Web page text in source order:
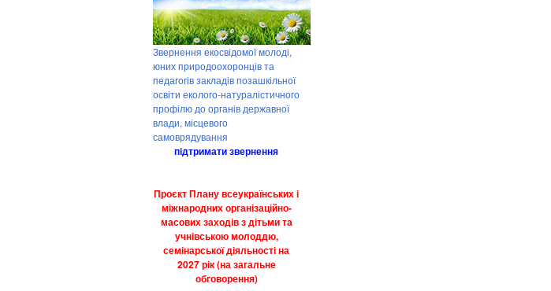
Звернення екосвідомої молоді,
юних природоохоронців та
педагогів закладів позашкільної
освіти еколого-натуралістичного
профілю до органів державної
влади, місцевого
самоврядування
підтримати звернення
Проєкт Плану всеукраїнських і
міжнародних організаційно-
масових заходів з дітьми та
учнівською молоддю,
семінарської діяльності на
2027 рік (на загальне
обговорення)